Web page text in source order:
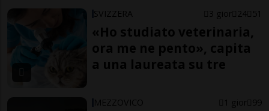
SVIZZERA 3 gior 24 51
«Ho studiato veterinaria,
ora me ne pento», capita
a una laureata su tre
MEZZOVICO 1 gior 99